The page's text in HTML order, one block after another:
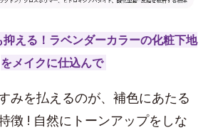
抑える！ラベンダーカラーの化粧下地
をメイクに仕込んで
みを払えるのが、補色にあたる
徴 ! 自然にトーンアップをしな